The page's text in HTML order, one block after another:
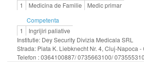
1
Medicina de Familie
Medic primar
Competenta
1
Ingrijiri paliative
Institutie: Dey Security Divizia Medicala SRL
Strada: Piata K. Liebknecht Nr. 4, Cluj-Napoca -
Telefon : 0364100887/ 0735663100/